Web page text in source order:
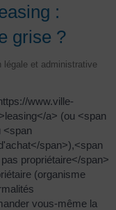
:
grise ?
légale et administrative
www.ville-
a> (ou <span
<span
span>),<span
propriétaire</span>
(organisme
vous-même la